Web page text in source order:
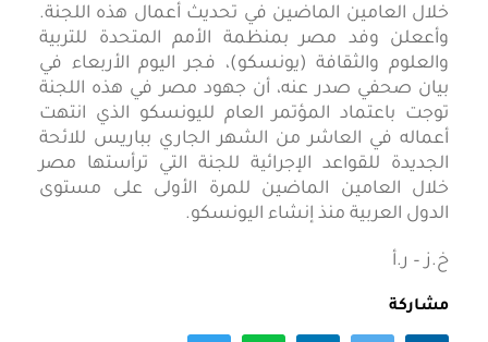
خلال العامين الماضين في تحديث أعمال هذه اللجنة.
وأععلن وفد مصر بمنظمة الأمم المتحدة للتربية
والعلوم والثقافة (يونسكو)، فجر اليوم الأربعاء في
بيان صحفي صدر عنه، أن جهود مصر في هذه اللجنة
توجت باعتماد المؤتمر العام لليونسكو الذي انتهت
أعماله في العاشر من الشهر الجاري بباريس للائحة
الجديدة للقواعد الإجرائية للجنة التي ترأستها مصر
خلال العامين الماضين للمرة الأولى على مستوى
الدول العربية منذ إنشاء اليونسكو.
خ.ز – ر.أ
مشاركة